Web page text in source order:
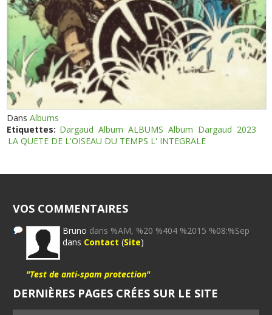
DansAlbums
Etiquettes: Dargaud Album ALBUMS Album Dargaud 2023
LA QUETE DE L'OISEAU DU TEMPS L' INTEGRALE
VOS COMMENTAIRES
Bruno dans %AM, %20 %404 %2015 %08:%Sep
dans Contact (Site)
"Test de anti-spam protection"
DERNIÈRES PAGES CRÉES SUR LE SITE